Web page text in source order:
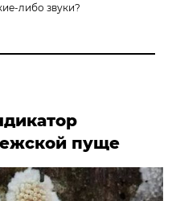
либо звуки?
пуще